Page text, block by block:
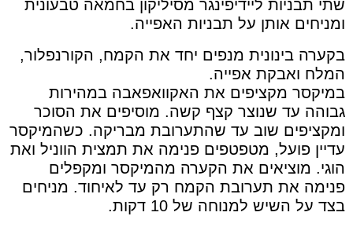
שתי תבניות ליידיפינגר מסיליקון בחמאה טבעונית
ומניחים אותן על תבניות האפייה.
בקערה בינונית מנפים יחד את הקמח, הקורנפלור,
המלח ואבקת אפייה.
במיקסר מקציפים את האקוואפאבה במהירות
גבוהה עד שנוצר קצף קשה. מוסיפים את הסוכר
ומקציפים שוב עד שהתערובת מבריקה. כשהמיקסר
עדיין פועל, מטפטפים פנימה את תמצית הווניל ואת
הוגי. מוציאים את הקערה מהמיקסר ומקפלים
פנימה את תערובת הקמח רק עד לאיחוד. מניחים
בצד על השיש למנוחה של 10 דקות.